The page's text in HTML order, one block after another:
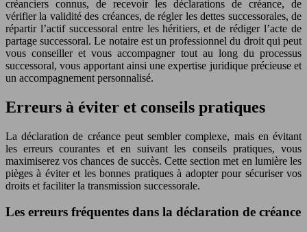
créanciers connus, de recevoir les déclarations de créance, de
vérifier la validité des créances, de régler les dettes successorales, de
répartir l’actif successoral entre les héritiers, et de rédiger l’acte de
partage successoral. Le notaire est un professionnel du droit qui peut
vous conseiller et vous accompagner tout au long du processus
successoral, vous apportant ainsi une expertise juridique précieuse et
un accompagnement personnalisé.
Erreurs à éviter et conseils pratiques
La déclaration de créance peut sembler complexe, mais en évitant
les erreurs courantes et en suivant les conseils pratiques, vous
maximiserez vos chances de succès. Cette section met en lumière les
pièges à éviter et les bonnes pratiques à adopter pour sécuriser vos
droits et faciliter la transmission successorale.
Les erreurs fréquentes dans la déclaration de créance